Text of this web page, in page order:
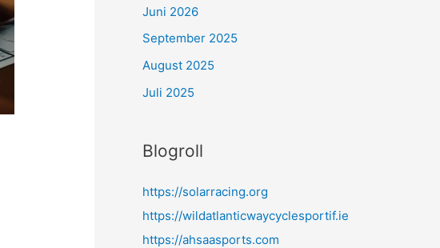
Juni 2026
September 2025
August 2025
Juli 2025
Blogroll
https://solarracing.org
https://wildatlanticwaycyclesportif.ie
https://ahsaasports.com